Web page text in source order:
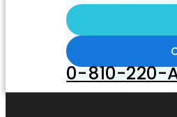
0-810-220-